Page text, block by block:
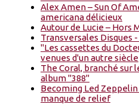
Alex Amen – Sun Of
americana délicieux
Autour de Lucie – Hors
Transversales Disques
"Les cassettes du
venues d'un autre siècle
The Coral, branché sur
album "388"
Becoming Led
manque de relief